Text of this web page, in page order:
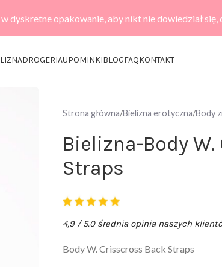
dyskretne opakowanie, aby nikt nie dowiedział się,
DROGERIAUPOMINKIBLOGFAQKONTAKT
Strona główna Bielizna erotyczna Body
Bielizna-Body
Straps
4,9 / 5.0 średnia opinia naszych
Body W. Crisscross Back Straps